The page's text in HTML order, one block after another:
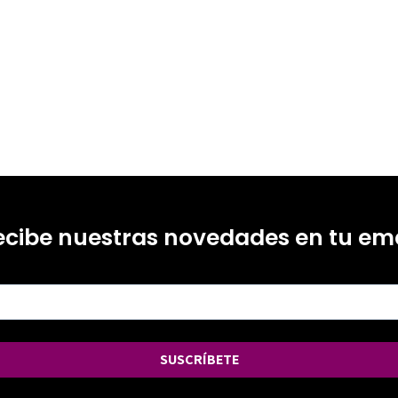
nuestras novedades en tu
SUSCRÍBETE